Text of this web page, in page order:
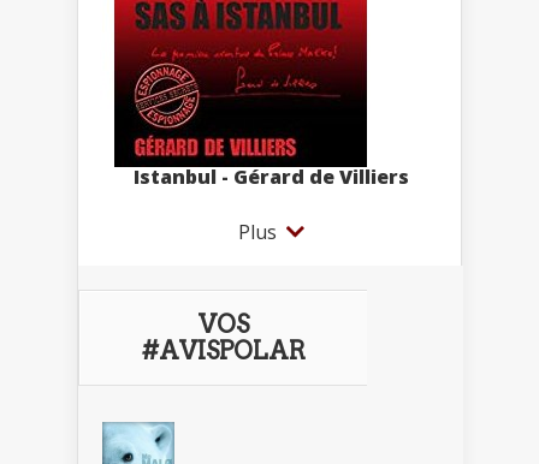
Istanbul - Gérard de Villiers
Plus
VOS
#AVISPOLAR